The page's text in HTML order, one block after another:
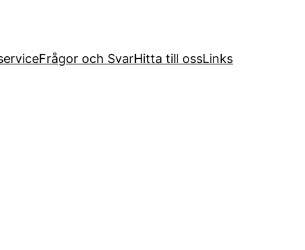
Frågor och SvarHitta till ossLinks